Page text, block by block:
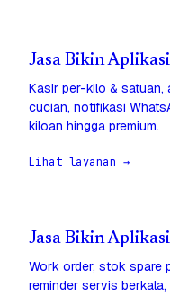
Jasa Bikin
Kasir per-kilo &
cucian, notifikasi
kiloan hingga premium.
Lihat layanan →
Jasa Bikin
Work order, stok spare
reminder servis